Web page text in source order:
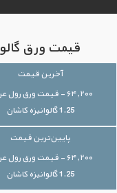
قیمت ورق
آخرین قیمت
۶۴,۲۰۰ - قیمت ورق
1.25 گالوانیزه کاشان
پایین‌ترین قیمت
۶۴,۲۰۰ - قیمت ورق
1.25 گالوانیزه کاشان